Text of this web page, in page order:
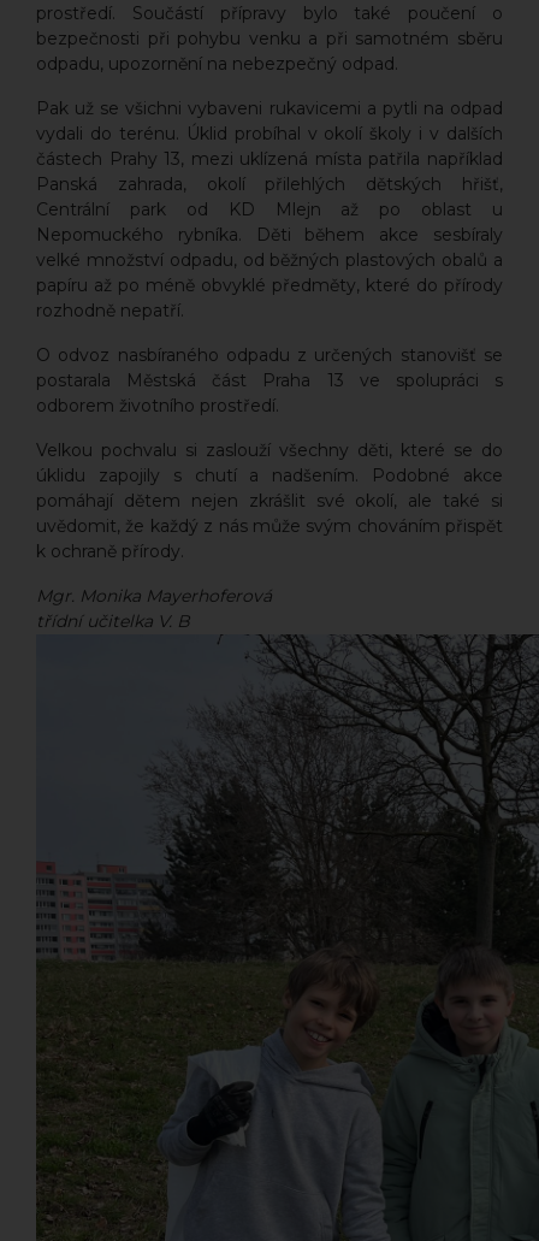
prostředí. Součástí přípravy bylo také poučení o
bezpečnosti při pohybu venku a při samotném sběru
odpadu, upozornění na nebezpečný odpad.
Pak už se všichni vybaveni rukavicemi a pytli na odpad
vydali do terénu. Úklid probíhal v okolí školy i v dalších
částech Prahy 13, mezi uklízená místa patřila například
Panská zahrada, okolí přilehlých dětských hřišť,
Centrální park od KD Mlejn až po oblast u
Nepomuckého rybníka. Děti během akce sesbíraly
velké množství odpadu, od běžných plastových obalů a
papíru až po méně obvyklé předměty, které do přírody
rozhodně nepatří.
O odvoz nasbíraného odpadu z určených stanovišť se
postarala Městská část Praha 13 ve spolupráci s
odborem životního prostředí.
Velkou pochvalu si zaslouží všechny děti, které se do
úklidu zapojily s chutí a nadšením. Podobné akce
pomáhají dětem nejen zkrášlit své okolí, ale také si
uvědomit, že každý z nás může svým chováním přispět
k ochraně přírody.
Mgr. Monika Mayerhoferová
třídní učitelka V. B